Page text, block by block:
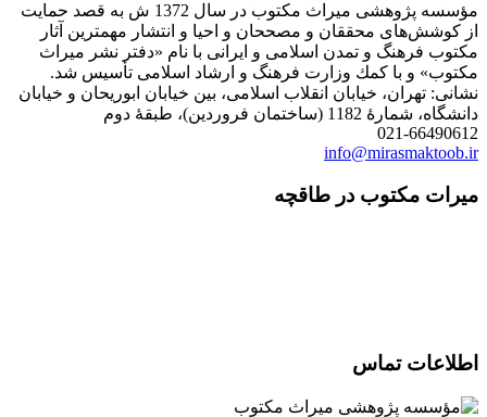
مؤسسه پژوهشی میراث مكتوب در سال 1372 ش به قصد حمایت
از كوشش‌های محققان و مصححان و احیا و انتشار مهمترین آثار
مكتوب فرهنگ و تمدن اسلامی و ایرانی با نام «دفتر نشر میراث
مكتوب» و با كمك وزارت فرهنگ و ارشاد اسلامی تأسیس شد.
نشانی: تهران، خیابان انقلاب اسلامی، بین خیابان ابوریحان و خیابان
دانشگاه، شمارۀ 1182 (ساختمان فروردین)، طبقۀ دوم
021-66490612
info@mirasmaktoob.ir
میرات مکتوب در طاقچه
اطلاعات تماس